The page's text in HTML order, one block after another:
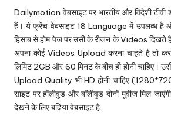
Dailymotion वेबसाइट पर भारतीय और विदेशी टीवी
हैं। ये फ्रेंच वेबसाइट 18 Language में उपलब्ध
हिसाब से होम पेज पर उसी के रीजन के Videos
अपना कोई Videos Upload करना चाहते हैं तो
लिमिट 2GB और 60 मिनट के बीच ही होनी चाहिए।
Upload Quality भी HD होनी चाहिए
साइट पर हॉलीवुड और बॉलीवुड दोनों मूवीज मिल
देखने के लिए बढ़िया वेबसाइट है.